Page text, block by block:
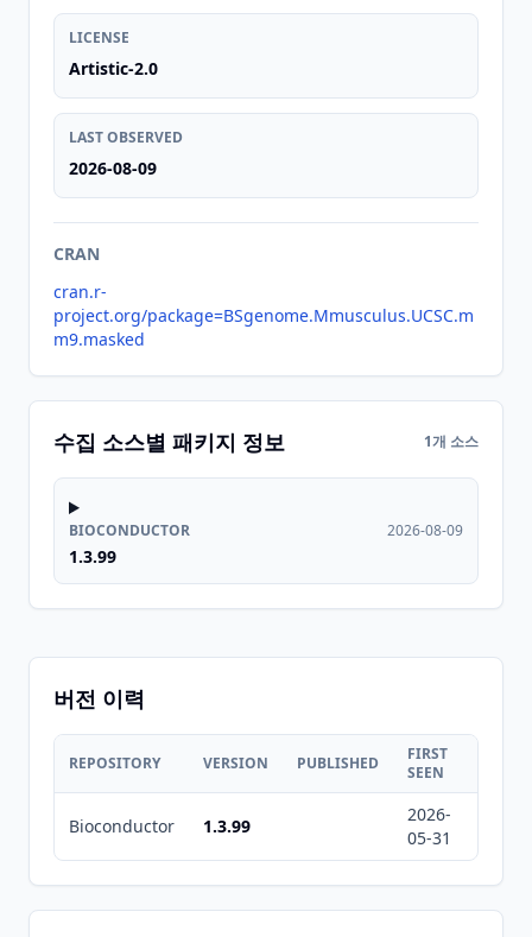
LICENSE
Artistic-2.0
LAST OBSERVED
2026-08-09
CRAN
cran.r-
project.org/package=BSgenome.Mmusculus.UCSC.m
m9.masked
수집 소스별 패키지 정보 1개 소스
BIOCONDUCTOR
1.3.99
2026-08-09
버전 이력
REPOSITORY VERSION PUBLISHED
FIRST
SEEN
Bioconductor 1.3.99
2026-
05-31